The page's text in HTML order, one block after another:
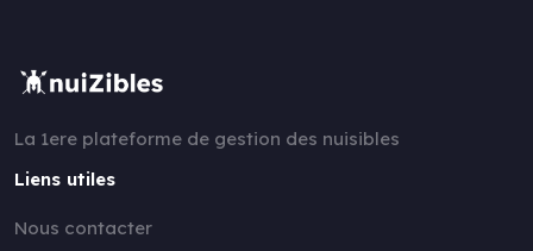
La 1ere plateforme de gestion des nuisibles
Liens utiles
Nous contacter